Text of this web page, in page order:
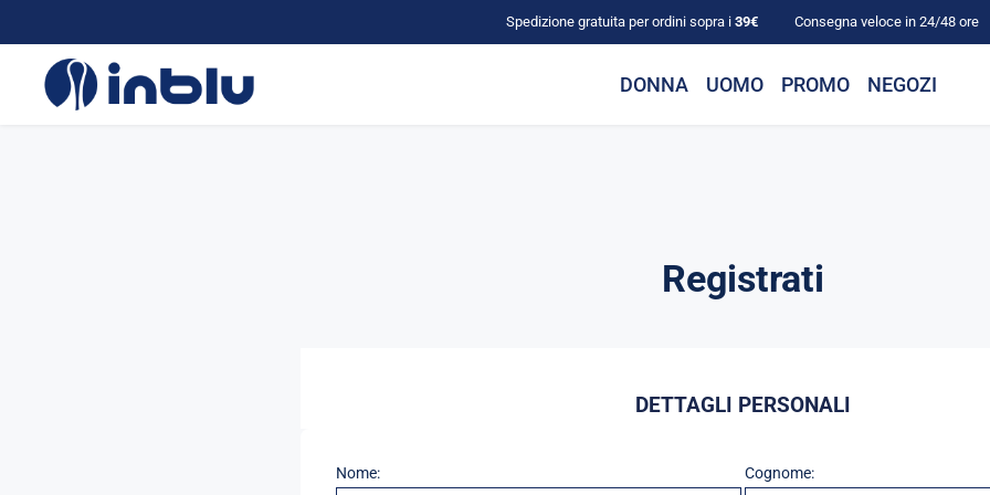
Spedizione gratuita per ordini sopra i 39€ Consegna veloce in 24/48 ore
DONNA UOMO PROMO NEGOZI
Registrati
DETTAGLI PERSONALI
Nome: Cognome: